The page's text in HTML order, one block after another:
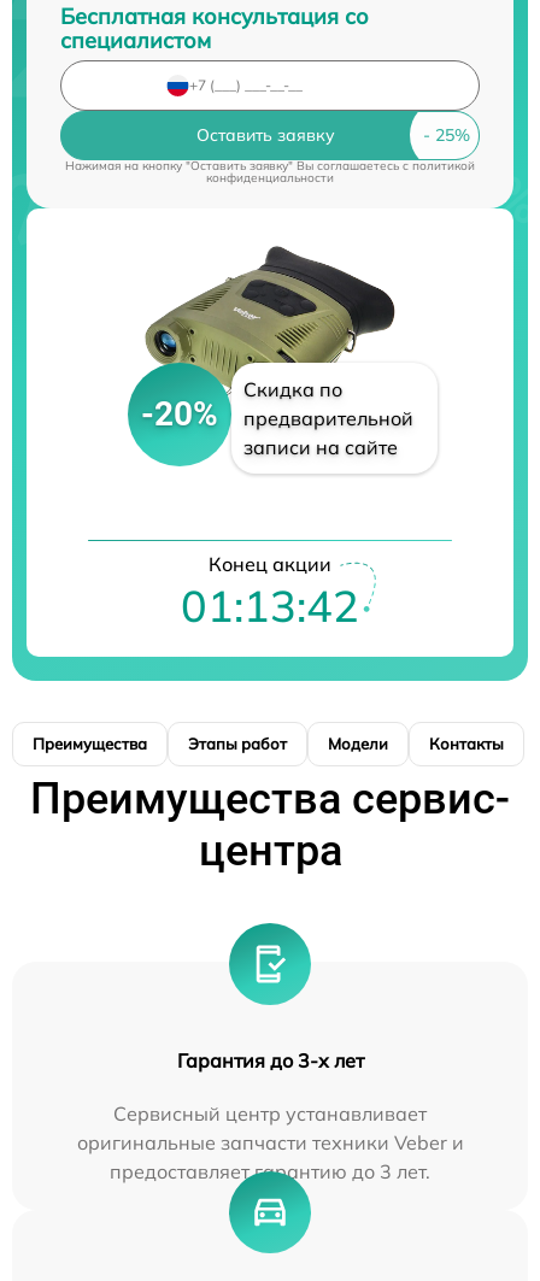
Бесплатная консультация со
специалистом
Оставить заявку
Нажимая на кнопку "Оставить заявку" Вы соглашаетесь cполитикой
конфиденциальности
-20%
Скидка по
предварительной
записи на сайте
Конец акции
01:13:41
Преимущества Этапы работ Модели Контакты
Преимущества сервис-
центра
Гарантия до 3-х лет
Сервисный центр устанавливает
оригинальные запчасти техники Veber и
предоставляет гарантию до 3 лет.